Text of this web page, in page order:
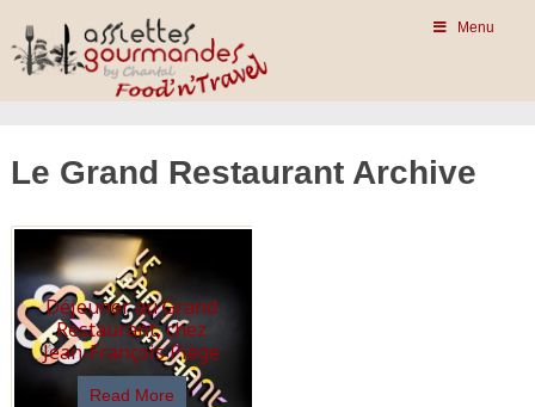
Menu
Le Grand Restaurant Archive
Déjeuner au Grand
Restaurant, chez
Jean-François Piège
Read More